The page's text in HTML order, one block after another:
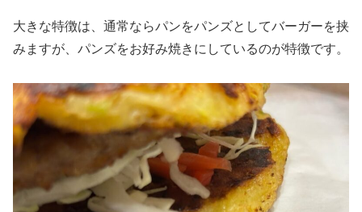
大きな特徴は、通常ならパンをパンズとしてバーガーを挟
みますが、パンズをお好み焼きにしているのが特徴です。